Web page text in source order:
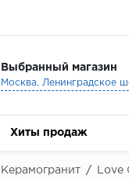
Выбранный магазин
Хиты продаж
Керамогранит / Love